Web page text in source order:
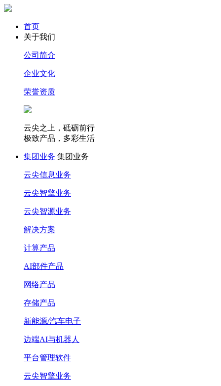
首页
关于我们
公司简介
企业文化
荣誉资质
云尖之上，砥砺前行
极致产品，多彩生活
集团业务 集团业务
云尖信息业务
云尖智擎业务
云尖智源业务
解决方案
计算产品
AI部件产品
网络产品
存储产品
新能源/汽车电子
边端AI与机器人
平台管理软件
云尖智擎业务